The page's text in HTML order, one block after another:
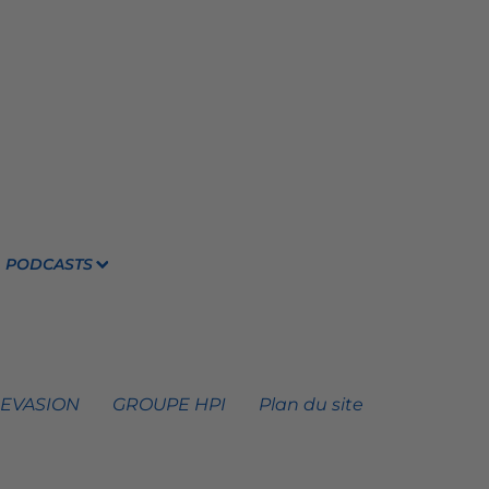
PODCASTS
GROUPE HPI Plan du site